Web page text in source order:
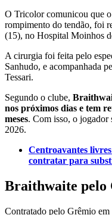
O Tricolor comunicou que
rompimento do tendão, foi
(15), no Hospital Moinhos
A cirurgia foi feita pelo
Sanhudo, e acompanhada
Tessari.
Segundo o clube,
nos próximos dias e tem
meses. Com isso, o jogador
2026.
Centroavantes
contratar para
Braithwaite pelo
Contratado pelo Grêmio